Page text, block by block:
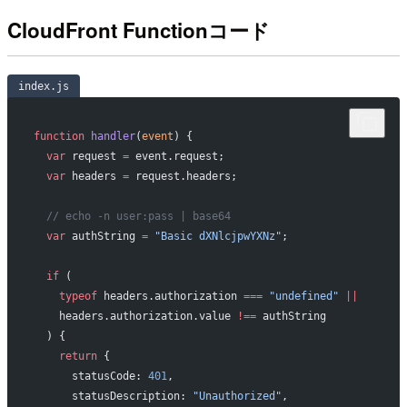
CloudFront Functionコード
index.js
function handler(event ) {
  var
request = event.request;
  var
headers = request.headers;
  // echo -n user:pass | base64
  var
authString = "Basic dXNlcjpwYXNz" ;
  if
(
    typeof
headers.authorization === "undefined"
    headers.authorization.value
!== authString
  ) {
    return
{
      statusCode:
401,
      statusDescription:
"Unauthorized" ,